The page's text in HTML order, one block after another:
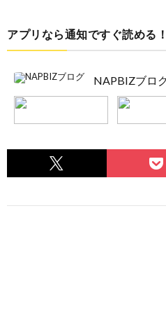
アプリなら通知ですぐ読める！
NAPBIZブロ